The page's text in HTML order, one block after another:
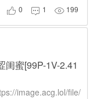
 0  1  199
蜜[99P-1V-2.41
image.acg.lol/file/